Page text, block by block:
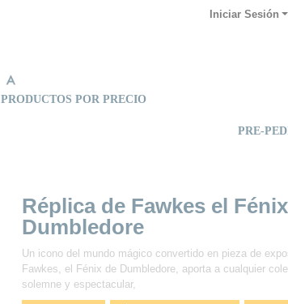
Iniciar Sesión
PRODUCTOS POR PRECIO
PRE-
Réplica de Fawkes el
Dumbledore
Un icono del mundo mágico convertido en pieza de
Fawkes, el Fénix de Dumbledore, aporta a cualquier
solemne y espectacular,